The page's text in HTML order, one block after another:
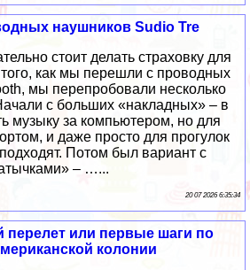
наушников Sudio Tre
стоит делать страховку для
как мы перешли с проводных
мы перепробовали несколько
с больших «накладных» – в
музыку за компьютером, но для
и даже просто для прогулок
Потом был вариант с
– …...
20 07 2026 6:35:34
или первые шаги по
колонии